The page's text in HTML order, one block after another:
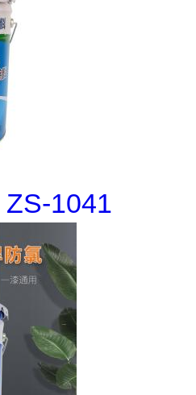
1041